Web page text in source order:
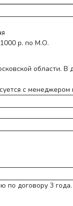
р. по М.О.
области.
с
по договору 3 года.